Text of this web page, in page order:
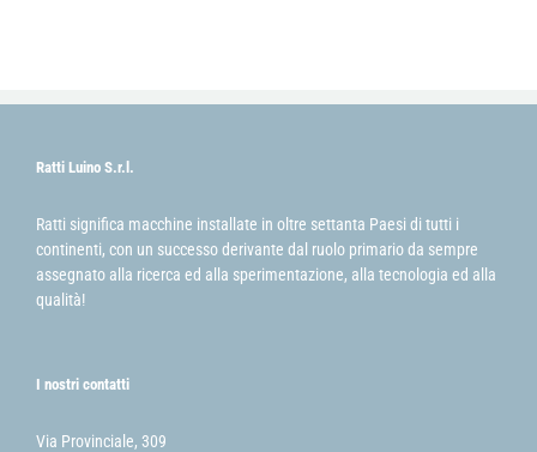
Ratti Luino S.r.l.
Ratti significa macchine installate in oltre settanta Paesi di tutti i
continenti, con un successo derivante dal ruolo primario da sempre
assegnato alla ricerca ed alla sperimentazione, alla tecnologia ed alla
qualità!
I nostri contatti
Via Provinciale, 309